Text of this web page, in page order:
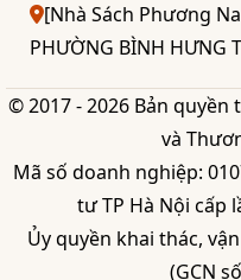
[Nhà Sách Phương
PHƯỜNG BÌNH HƯNG
© 2017 - 2026 Bản quyền
và
Mã số doanh nghiệp:
tư TP Hà Nội cấp
Ủy quyền khai thác,
(GCN